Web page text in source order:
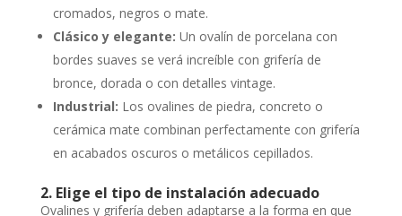
cromados, negros o mate.
Clásico y elegante: Un ovalín de porcelana con
bordes suaves se verá increíble con grifería de
bronce, dorada o con detalles vintage.
Industrial: Los ovalines de piedra, concreto o
cerámica mate combinan perfectamente con grifería
en acabados oscuros o metálicos cepillados.
2. Elige el tipo de instalación adecuado
Ovalines y grifería deben adaptarse a la forma en que